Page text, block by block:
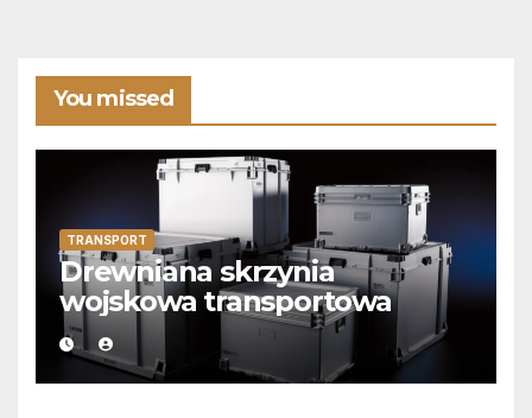
You missed
TRANSPORT
Drewniana skrzynia
wojskowa transportowa